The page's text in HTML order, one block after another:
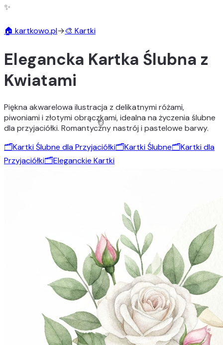
✨
🎨
🏠 kartkowo.pl→🎨 Kartki
Elegancka Kartka Ślubna z
Kwiatami
Piękna akwarelowa ilustracja z delikatnymi różami,
piwoniami i złotymi obrączkami, idealna na życzenia ślubne
dla przyjaciółki. Romantyczny nastrój i pastelowe barwy.
🗂️Kartki Ślubne dla Przyjaciółki🗂️Kartki Ślubne🗂️Kartki dla
Przyjaciółki🗂️Eleganckie Kartki